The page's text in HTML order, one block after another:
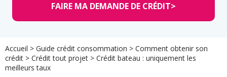
FAIRE MA DEMANDE DE CRÉDIT>
Accueil > Guide crédit consommation > Comment obtenir son
crédit > Crédit tout projet > Crédit bateau : uniquement les
meilleurs taux